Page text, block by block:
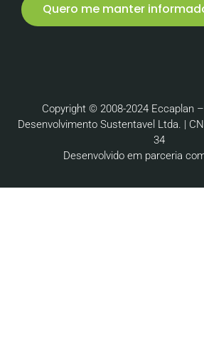
Quero me manter
Copyright © 2008-2024 Eccaplan
Desenvolvimento Sustentavel Ltda. |
34
Desenvolvido em parceria